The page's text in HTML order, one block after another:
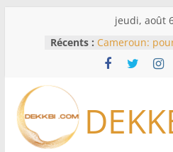
jeudi, août
Récents : Cameroun:
remaniement
l’armée alors
logiciels écrits
Anthropic et